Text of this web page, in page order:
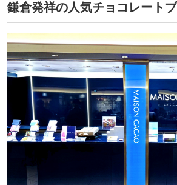
鎌倉発祥の人気チョコレート